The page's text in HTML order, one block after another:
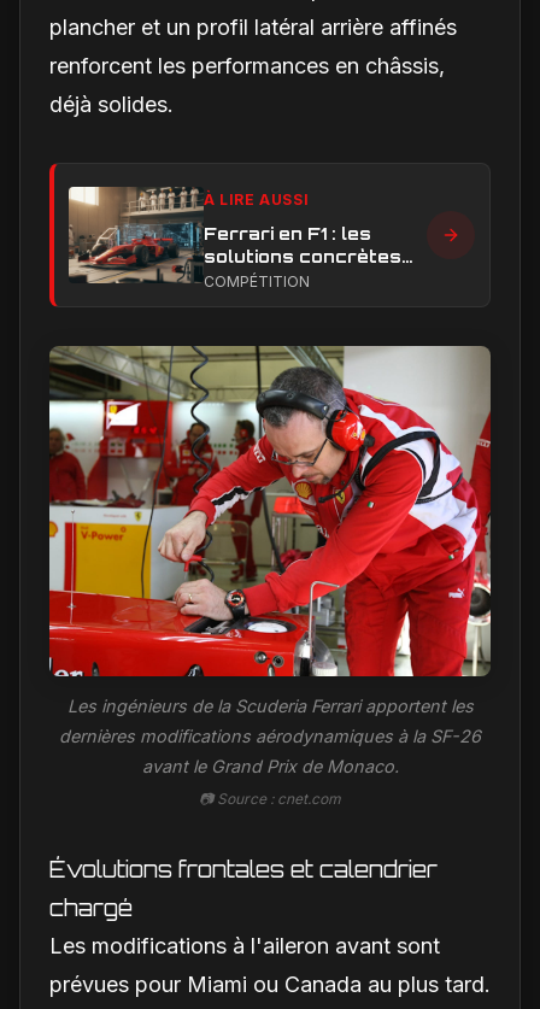
plancher et un profil latéral arrière affinés
renforcent les performances en châssis,
déjà solides.
À LIRE AUSSI
Ferrari en F1 : les
solutions concrètes
pour combler son
COMPÉTITION
Les ingénieurs de la Scuderia Ferrari apportent les
dernières modifications aérodynamiques à la SF-26
avant le Grand Prix de Monaco.
📷 Source : cnet.com
Évolutions frontales et calendrier
chargé
Les modifications à l'aileron avant sont
prévues pour Miami ou Canada au plus tard.